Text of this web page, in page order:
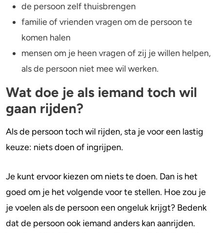
de persoon zelf thuisbrengen
familie of vrienden vragen om de persoon te
komen halen
mensen om je heen vragen of zij je willen helpen,
als de persoon niet mee wil werken.
Wat doe je als iemand toch wil
gaan rijden?
Als de persoon toch wil rijden, sta je voor een lastig
keuze: niets doen of ingrijpen.
Je kunt ervoor kiezen om niets te doen. Dan is het
goed om je het volgende voor te stellen. Hoe zou je
je voelen als de persoon een ongeluk krijgt? Bedenk
dat de persoon ook iemand anders kan aanrijden.